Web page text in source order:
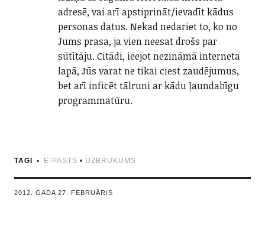
adresē, vai arī apstiprināt/ievadīt kādus
personas datus. Nekad nedariet to, ko no
Jums prasa, ja vien neesat drošs par
sūtītāju. Citādi, ieejot nezināmā interneta
lapā, Jūs varat ne tikai ciest zaudējumus,
bet arī inficēt tālruni ar kādu ļaundabīgu
programmatūru.
TAGI E-PASTS • UZBRUKUMS
2012. GADA 27. FEBRUĀRIS